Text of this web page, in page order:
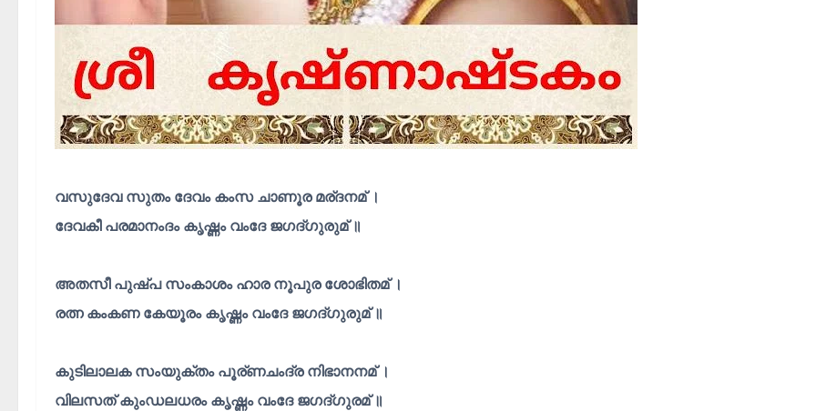
വസുദേവ സുതം ദേവം കംസ ചാണൂര മര്ദനമ് ।
ദേവകീ പരമാനംദം കൃഷ്ണം വംദേ ജഗദ്ഗുരുമ് ॥
അതസീ പുഷ്പ സംകാശം ഹാര നൂപുര ശോഭിതമ് ।
രത്ന കംകണ കേയൂരം കൃഷ്ണം വംദേ ജഗദ്ഗുരുമ് ॥
കുടിലാലക സംയുക്തം പൂര്ണചംദ്ര നിഭാനനമ് ।
വിലസത് കുംഡലധരം കൃഷ്ണം വംദേ ജഗദ്ഗുരമ് ॥